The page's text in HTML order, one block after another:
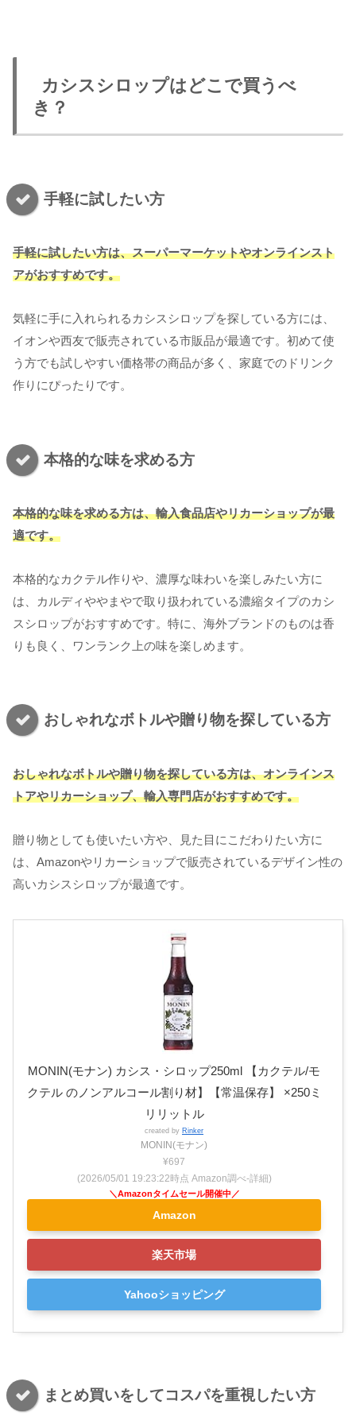
カシスシロップはどこで買うべ
き？
手軽に試したい方
手軽に試したい方は、スーパーマーケットやオンラインスト
アがおすすめです。
気軽に手に入れられるカシスシロップを探している方には、
イオンや西友で販売されている市販品が最適です。初めて使
う方でも試しやすい価格帯の商品が多く、家庭でのドリンク
作りにぴったりです。
本格的な味を求める方
本格的な味を求める方は、輸入食品店やリカーショップが最
適です。
本格的なカクテル作りや、濃厚な味わいを楽しみたい方に
は、カルディややまやで取り扱われている濃縮タイプのカシ
スシロップがおすすめです。特に、海外ブランドのものは香
りも良く、ワンランク上の味を楽しめます。
おしゃれなボトルや贈り物を探している方
おしゃれなボトルや贈り物を探している方は、オンラインス
トアやリカーショップ、輸入専門店がおすすめです。
贈り物としても使いたい方や、見た目にこだわりたい方に
は、Amazonやリカーショップで販売されているデザイン性の
高いカシスシロップが最適です。
MONIN(モナン) カシス・シロップ250ml 【カクテル/モ
クテル のノンアルコール割り材】【常温保存】 ×250ミ
リリットル
created by Rinker
MONIN(モナン)
¥697
(2026/05/01 19:23:22時点 Amazon調べ-詳細)
Amazon
楽天市場
Yahooショッピング
まとめ買いをしてコスパを重視したい方